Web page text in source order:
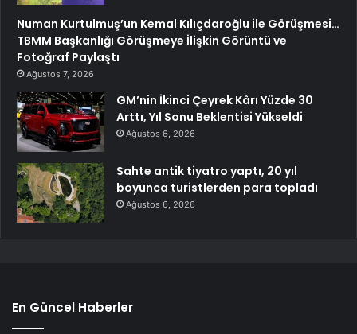
Numan Kurtulmuş’un Kemal Kılıçdaroğlu ile Görüşmesi…
TBMM Başkanlığı Görüşmeye İlişkin Görüntü ve
Fotoğraf Paylaştı
Ağustos 7, 2026
GM’nin İkinci Çeyrek Kârı Yüzde 30
Arttı, Yıl Sonu Beklentisi Yükseldi
Ağustos 6, 2026
Sahte antik tiyatro yaptı, 20 yıl
boyunca turistlerden para topladı
Ağustos 6, 2026
En Güncel Haberler